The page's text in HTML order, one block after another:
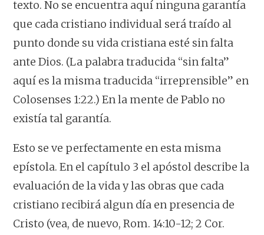
texto. No se encuentra aquí ninguna garantía
que cada cristiano individual será traído al
punto donde su vida cristiana esté sin falta
ante Dios. (La palabra traducida “sin falta”
aquí es la misma traducida “irreprensible” en
Colosenses 1:22.) En la mente de Pablo no
existía tal garantía.
Esto se ve perfectamente en esta misma
epístola. En el capítulo 3 el apóstol describe la
evaluación de la vida y las obras que cada
cristiano recibirá algun día en presencia de
Cristo (vea, de nuevo, Rom. 14:10-12; 2 Cor.